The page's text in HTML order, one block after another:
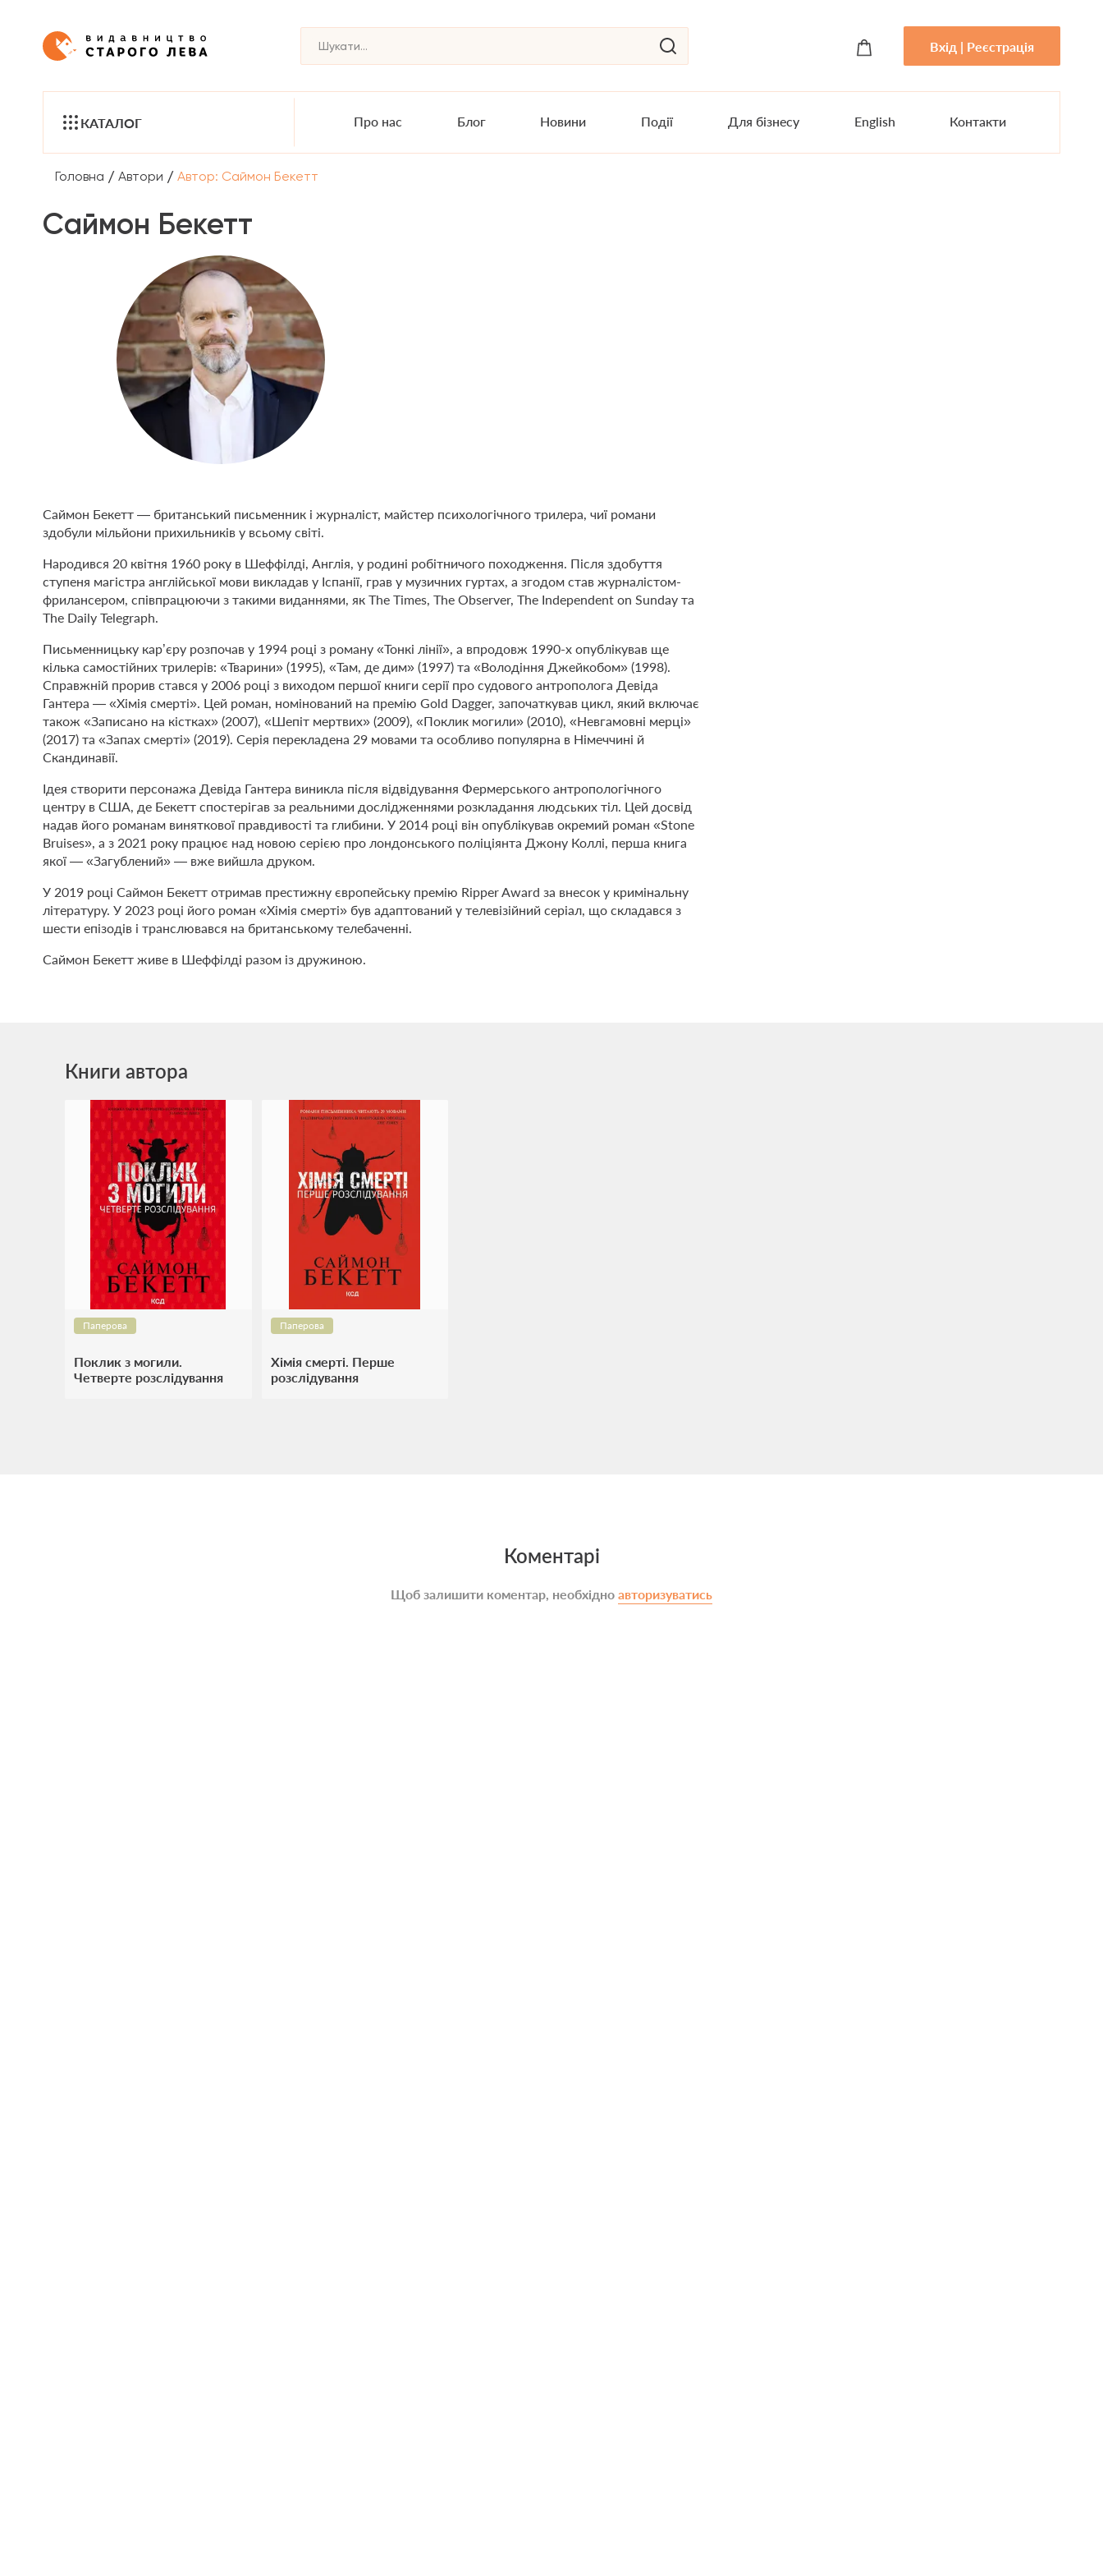
Вхід | Реєстрація
КАТАЛОГ Про нас Блог Новини Події Для бізнесу English Контакти
Головна / Автори / Автор: Саймон Бекетт
Саймон Бекетт
Саймон Бекетт — британський письменник і журналіст, майстер психологічного трилера, чиї романи
здобули мільйони прихильників у всьому світі.
Народився 20 квітня 1960 року в Шеффілді, Англія, у родині робітничого походження. Після здобуття
ступеня магістра англійської мови викладав у Іспанії, грав у музичних гуртах, а згодом став журналістом-
фрилансером, співпрацюючи з такими виданнями, як The Times, The Observer, The Independent on Sunday та
The Daily Telegraph.
Письменницьку кар’єру розпочав у 1994 році з роману «Тонкі лінії», а впродовж 1990-х опублікував ще
кілька самостійних трилерів: «Тварини» (1995), «Там, де дим» (1997) та «Володіння Джейкобом» (1998).
Справжній прорив стався у 2006 році з виходом першої книги серії про судового антрополога Девіда
Гантера — «Хімія смерті». Цей роман, номінований на премію Gold Dagger, започаткував цикл, який включає
також «Записано на кістках» (2007), «Шепіт мертвих» (2009), «Поклик могили» (2010), «Невгамовні мерці»
(2017) та «Запах смерті» (2019). Серія перекладена 29 мовами та особливо популярна в Німеччині й
Скандинавії.
Ідея створити персонажа Девіда Гантера виникла після відвідування Фермерського антропологічного
центру в США, де Бекетт спостерігав за реальними дослідженнями розкладання людських тіл. Цей досвід
надав його романам виняткової правдивості та глибини. У 2014 році він опублікував окремий роман «Stone
Bruises», а з 2021 року працює над новою серією про лондонського поліціянта Джону Коллі, перша книга
якої — «Загублений» — вже вийшла друком.
У 2019 році Саймон Бекетт отримав престижну європейську премію Ripper Award за внесок у кримінальну
літературу. У 2023 році його роман «Хімія смерті» був адаптований у телевізійний серіал, що складався з
шести епізодів і транслювався на британському телебаченні.
Саймон Бекетт живе в Шеффілді разом із дружиною.
Книги автора
Паперова
Поклик з могили.
Четверте розслідування
Паперова
Хімія смерті. Перше
розслідування
Коментарі
Щоб залишити коментар, необхідно авторизуватись